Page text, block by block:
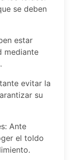
se deben
estar
mediante
evitar la
su
Ante
el toldo